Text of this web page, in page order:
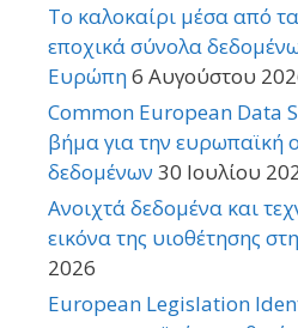
Το καλοκαίρι μέσα από
εποχικά σύνολα
Ευρώπη6 Αυγούστου
Common European Data
βήμα για την ευρωπαϊκή
δεδομένων 30 Ιουλίου
Ανοιχτά δεδομένα και
εικόνα της υιοθέτησης
2026
European Legislation